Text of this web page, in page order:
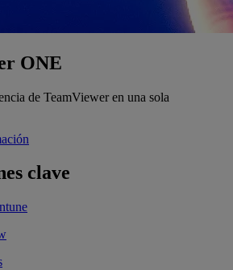
ONE
de TeamViewer en una sola
clave